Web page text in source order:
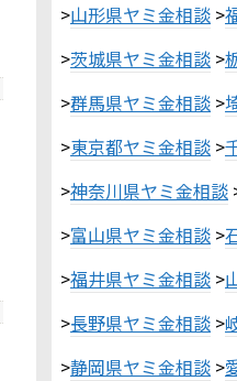
>山形県ヤミ金相談 >
>茨城県ヤミ金相談 >
>群馬県ヤミ金相談 >
>東京都ヤミ金相談 >
>神奈川県ヤミ金相談
>富山県ヤミ金相談 >
>福井県ヤミ金相談 >
>長野県ヤミ金相談 >
>静岡県ヤミ金相談 >